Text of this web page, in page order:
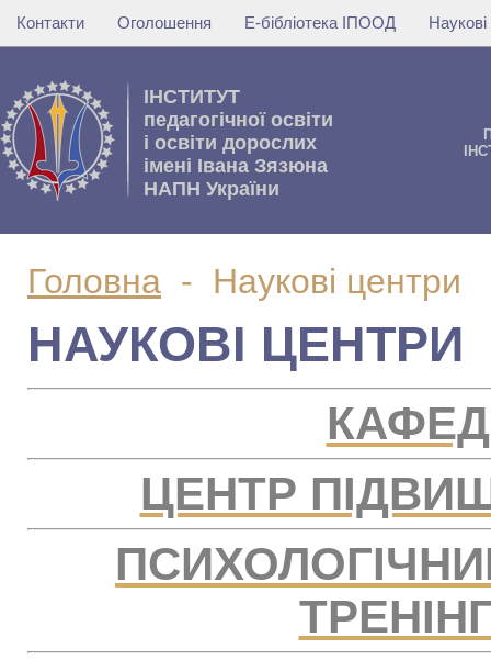
Контакти Оголошення Е-бібліотека ІПООД
IНСТИТУТ
педагогічної освіти
i освiти дорослих
імені Івана Зязюна
НАПН України
Головна - Наукові центри
НАУКОВІ ЦЕНТРИ
ЦЕНТР